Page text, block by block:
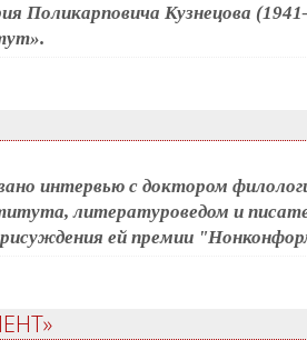
Поликарповича Кузнецова
интервью с доктором
литературоведом и
ей премии